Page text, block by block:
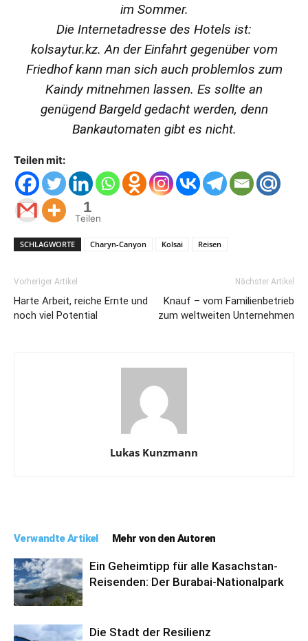
im Sommer.
Die Internetadresse des Hotels ist:
kolsaytur.kz. An der Einfahrt gegenüber vom
Friedhof kann man sich auch problemlos zum
Kaindy mitnehmen lassen. Es sollte an
genügend Bargeld gedacht werden, denn
Bankautomaten gibt es nicht.
Teilen mit:
1
Teilen
SCHLAGWORTE Charyn-Canyon Kolsai Reisen
Vorheriger Artikel
Harte Arbeit, reiche Ernte und
noch viel Potential
Nächster Artikel
Knauf – vom Familienbetrieb
zum weltweiten Unternehmen
Lukas Kunzmann
Verwandte Artikel Mehr von den Autoren
Ein Geheimtipp für alle Kasachstan-
Reisenden: Der Burabai-Nationalpark
Die Stadt der Resilienz